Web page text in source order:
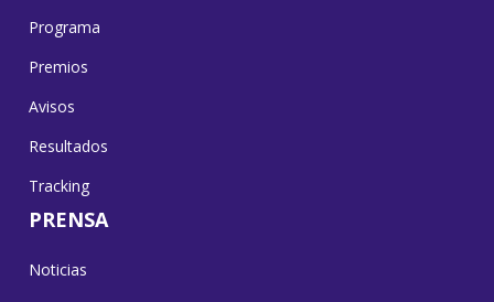
Programa
Premios
Avisos
Resultados
Tracking
PRENSA
Noticias